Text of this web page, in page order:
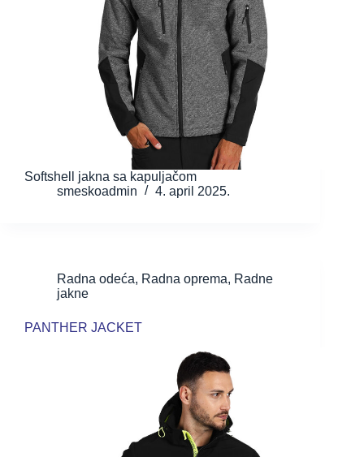
Softshell jakna sa kapuljačom
smeskoadmin
4. april 2025.
Radna odeća, Radna oprema, Radne
jakne
PANTHER JACKET